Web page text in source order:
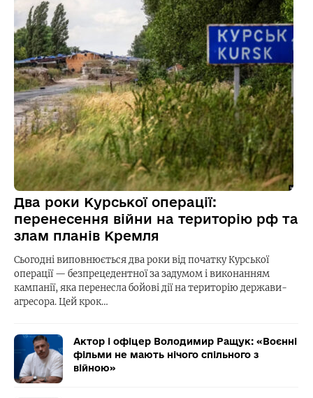
Два роки Курської операції:
перенесення війни на територію рф та
злам планів Кремля
Сьогодні виповнюється два роки від початку Курської
операції — безпрецедентної за задумом і виконанням
кампанії, яка перенесла бойові дії на територію держави-
агресора. Цей крок…
Актор і офіцер Володимир Ращук: «Воєнні
фільми не мають нічого спільного з
війною»